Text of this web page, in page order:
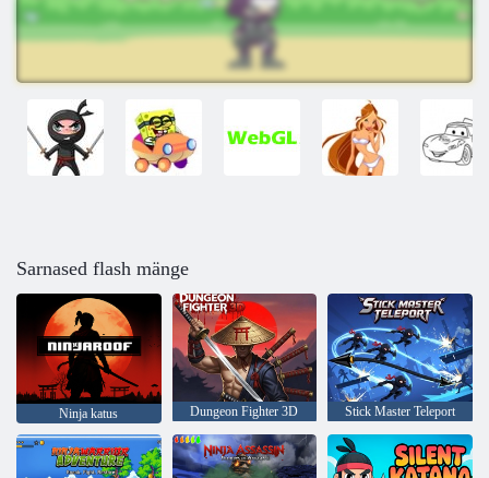
Sarnased flash mänge
Ninja katus Dungeon Fighter 3D Stick Master Teleport